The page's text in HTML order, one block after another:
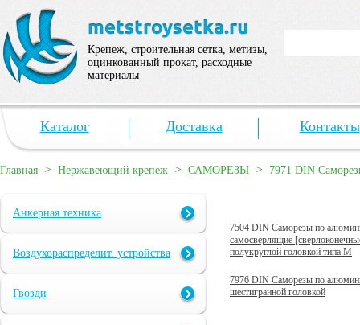
Крепеж, строительная сетка, метизы,
оцинкованный прокат, расходные
материалы
Каталог Доставка Контакты
Главная > Нержавеющий крепеж > САМОРЕЗЫ > 7971 DIN
Анкерная техника
Воздухораспределит. устройства
Гвозди
7504 DIN Саморезы по
самосверлящие
полукруглой головкой типа M
7976 DIN Саморезы по
шестигранной головкой